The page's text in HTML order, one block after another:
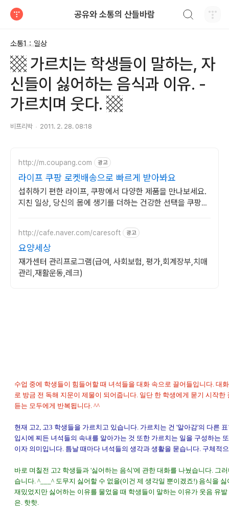
공유와 소통의 산들바람
소통1：일상
▩ 가르치는 학생들이 말하는, 자
신들이 싫어하는 음식과 이유. -
가르치며 웃다. ▩
비프리박 2011. 2. 28. 08:18
http://m.coupang.com 광고
라이프 쿠팡 로켓배송으로 빠르게 받아봐요
섭취하기 편한 라이프, 쿠팡에서 다양한 제품을 만나보세요.
지친 일상, 당신의 몸에 생기를 더하는 건강한 선택을 쿠팡에
http://cafe.naver.com/caresoft 광고
요양세상
재가센터 관리프로그램(급여, 사회보험, 평가,회계장부,치매
관리,재활운동,레크)
수업 중에 학생들이 힘들어할 때 녀석들을 대화 속으로 끌어들입니다. 대
로 방금 전 독해 지문이 제물이 되어줍니다. 일단 한 학생에게 묻기 시작한
듣는 모두에게 반복됩니다. ^^
현재 고2, 고3 학생들을 가르치고 있습니다. 가르치는 건 '알아감'의 다른
입시에 찌든 녀석들의 속내를 알아가는 것 또한 가르치는 일을 구성하는
이자 의미입니다. 틈날 때마다 녀석들의 생각과 생활을 묻습니다. 구체적
바로 며칠전 고2 학생들과 '싫어하는 음식'에 관한 대화를 나눴습니다. 그
습니다. ^___^ 도무지 싫어할 수 없을(이건 제 생각일 뿐이겠죠!) 음식을
재밌었지만 싫어하는 이유를 물었을 때 학생들이 말하는 이유가 웃음 유
은. 핫핫.